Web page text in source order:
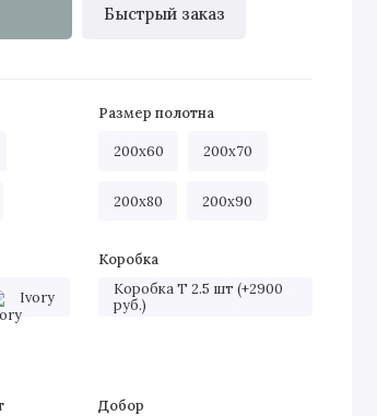
Быстрый заказ
Размер полотна
200х60 200х70
200х80 200х90
Ivory
Коробка
Коробка Т 2.5 шт (+2900
руб.)
Добор